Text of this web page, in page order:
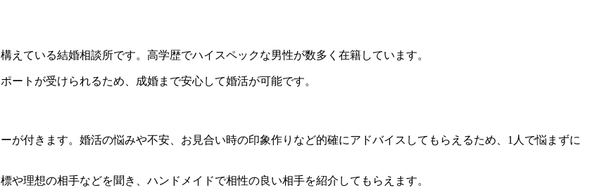
えている結婚相談所です。高学歴でハイスペックな男性が数多く在籍しています。
トが受けられるため、成婚まで安心して婚活が可能です。
が付きます。 婚活の悩みや不安、お見合い時の印象作りなど的確にアドバイスしてもらえるため、1人で悩まずに
理想の相手などを聞き、ハンドメイドで相性の良い相手を紹介してもらえます。